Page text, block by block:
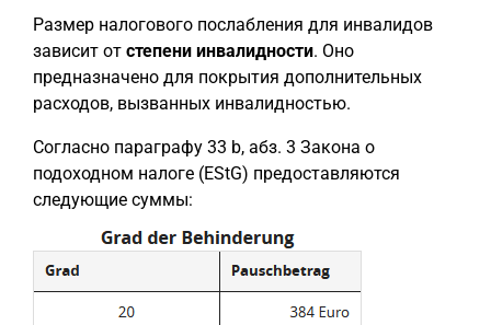
Размер налогового послабления для инвалидов
зависит от степени инвалидности. Оно
предназначено для покрытия дополнительных
расходов, вызванных инвалидностью.
Согласно параграфу 33 b, абз. 3 Закона о
подоходном налоге (EStG) предоставляются
следующие суммы: